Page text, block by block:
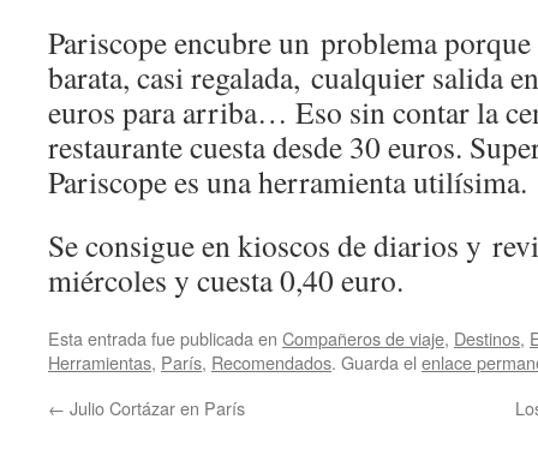
Pariscope encubre un problema
barata, casi regalada, cualquier salida
euros para arriba… Eso sin contar la
restaurante cuesta desde 30 euros.
Pariscope es una herramienta utilísima.
Se consigue en kioscos de diarios y
miércoles y cuesta 0,40 euro.
Esta entrada fue publicada en Compañeros de viaje, Destinos,
Herramientas, Parí­s, Recomendados. Guarda el enlace
← Julio Cortázar en París